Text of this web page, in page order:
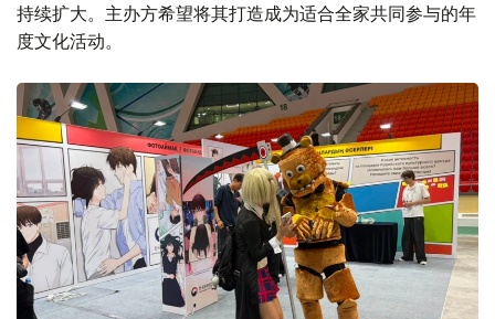
持续扩大。主办方希望将其打造成为适合全家共同参与的年
度文化活动。